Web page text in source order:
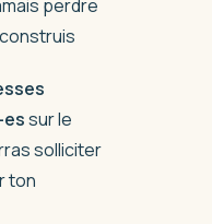
perdre
sur le
solliciter
ton